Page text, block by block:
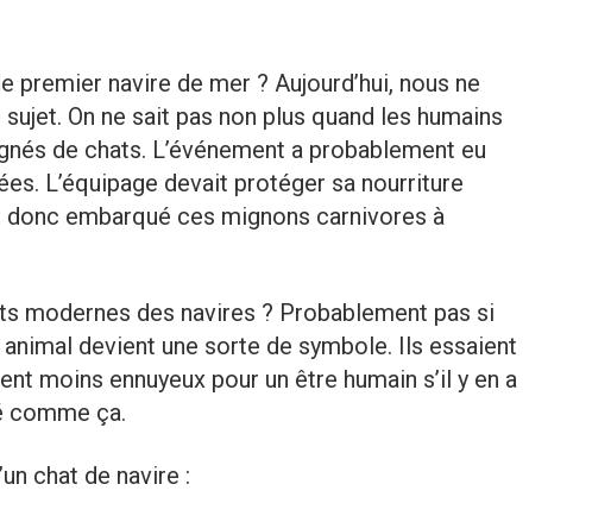
premier navire de mer ? Aujourd’hui, nous ne
On ne sait pas non plus quand les humains
de chats. L’événement a probablement eu
L’équipage devait protéger sa nourriture
embarqué ces mignons carnivores à
modernes des navires ? Probablement pas si
animal devient une sorte de symbole. Ils essaient
moins ennuyeux pour un être humain s’il y en a
comme ça.
chat de navire :